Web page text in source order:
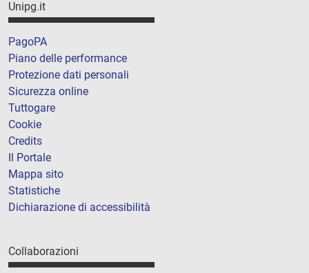
Unipg.it
PagoPA
Piano delle performance
Protezione dati personali
Sicurezza online
Tuttogare
Cookie
Credits
Il Portale
Mappa sito
Statistiche
Dichiarazione di accessibilità
Collaborazioni